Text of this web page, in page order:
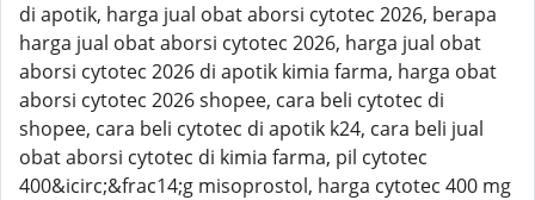
di apotik, harga jual obat aborsi cytotec 2026, berapa
harga jual obat aborsi cytotec 2026, harga jual obat
aborsi cytotec 2026 di apotik kimia farma, harga obat
aborsi cytotec 2026 shopee, cara beli cytotec di
shopee, cara beli cytotec di apotik k24, cara beli jual
obat aborsi cytotec di kimia farma, pil cytotec
400&icirc;&frac14;g misoprostol, harga cytotec 400 mg